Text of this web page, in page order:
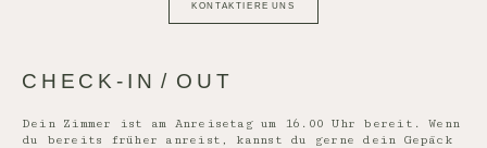
KONTAKTIERE UNS
CHECK-IN / OUT
Dein Zimmer ist am Anreisetag um 16.00 Uhr bereit. Wenn
du bereits früher anreist, kannst du gerne dein Gepäck